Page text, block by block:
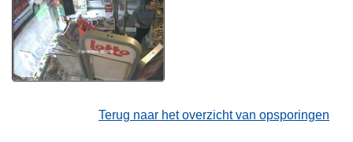
Terug naar het overzicht van opsporingen